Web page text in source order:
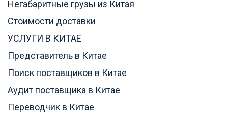
Негабаритные грузы из Китая
Стоимости доставки
УСЛУГИ В КИТАЕ
Представитель в Китае
Поиск поставщиков в Китае
Аудит поставщика в Китае
Переводчик в Китае